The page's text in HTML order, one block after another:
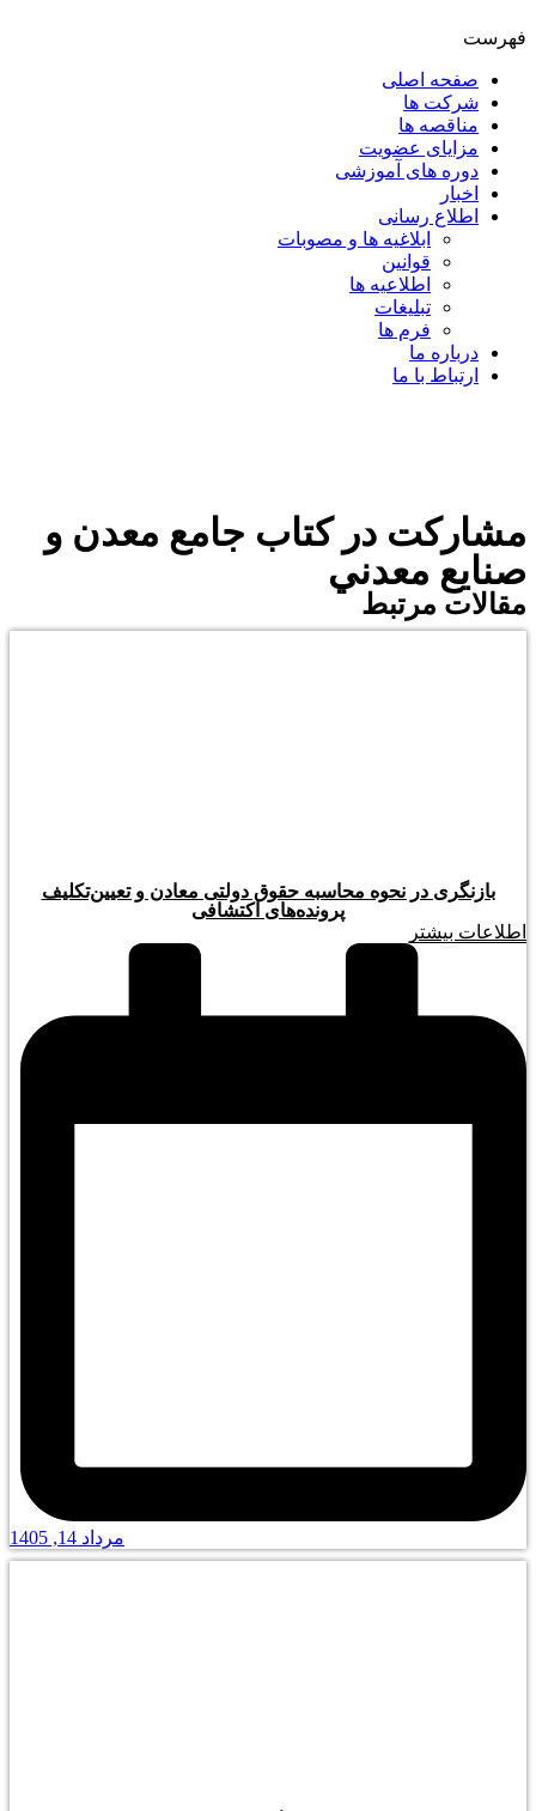
فهرست
صفحه اصلی
شرکت ها
مناقصه ها
مزایای عضویت
دوره های آموزشی
اخبار
اطلاع رسانی
ابلاغیه ها و مصوبات
قوانین
اطلاعیه ها
تبلیغات
فرم ها
درباره ما
ارتباط با ما
مشاركت در كتاب جامع معدن و
صنايع معدني
مقالات مرتبط
بازنگری در نحوه محاسبه حقوق دولتی معادن و تعیین‌تکلیف
پرونده‌های اکتشافی
اطلاعات بیشتر
مرداد 14, 1405